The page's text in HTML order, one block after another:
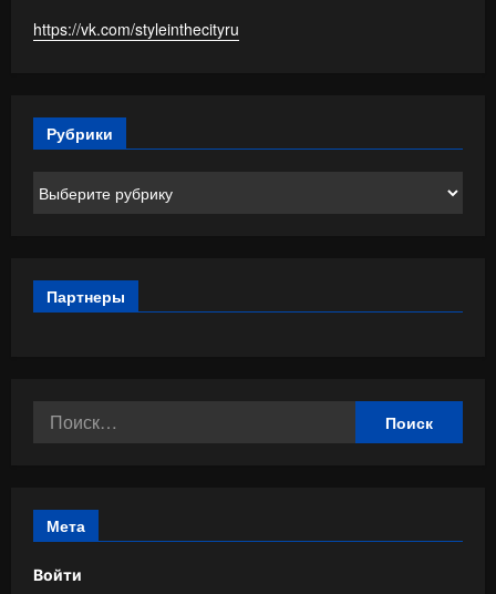
https://vk.com/styleinthecityru
Рубрики
Партнеры
Найти:
Мета
Войти